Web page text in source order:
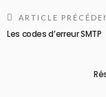
ARTICLE
Les codes d’erreur SMTP